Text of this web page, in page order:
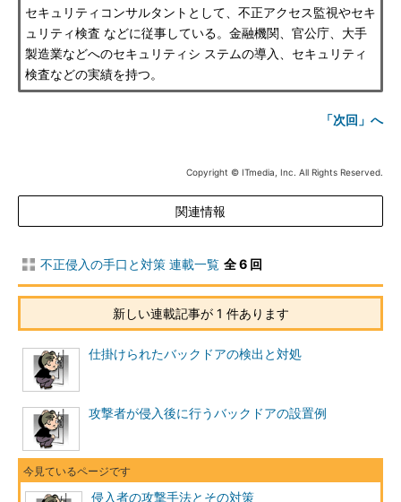
セキュリティコンサルタントとして、不正アクセス監視やセキ
ュリティ検査 などに従事している。金融機関、官公庁、大手
製造業などへのセキュリティシ ステムの導入、セキュリティ
検査などの実績を持つ。
「次回」へ
Copyright © ITmedia, Inc. All Rights Reserved.
関連情報
不正侵入の手口と対策 連載一覧 全 6 回
新しい連載記事が 1 件あります
仕掛けられたバックドアの検出と対処
攻撃者が侵入後に行うバックドアの設置例
侵入者の攻撃手法とその対策